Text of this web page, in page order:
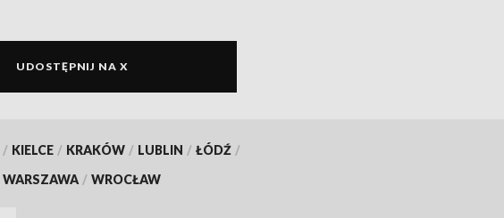
UDOSTĘPNIJ NA X
/ KIELCE / KRAKÓW / LUBLIN / ŁÓDŹ /
WARSZAWA / WROCŁAW